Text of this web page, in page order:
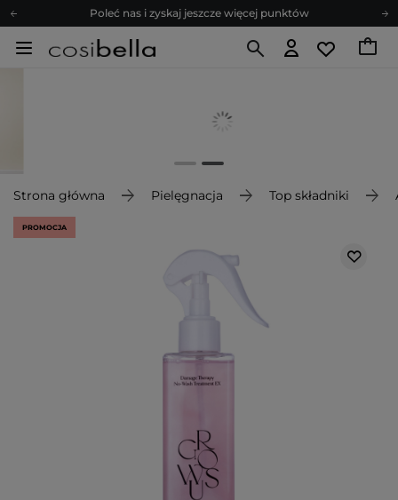
Poleć nas i zyskaj jeszcze więcej punktów
Zapisz się na newsletter pełen porad
Poleć nas i zyskaj jeszcze więcej punktów
Strona główna Pielęgnacja Top składniki
PROMOCJA